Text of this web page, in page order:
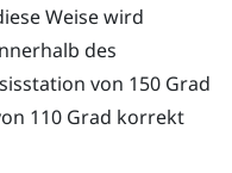
Weise wird
des
von 150 Grad
110 Grad korrekt